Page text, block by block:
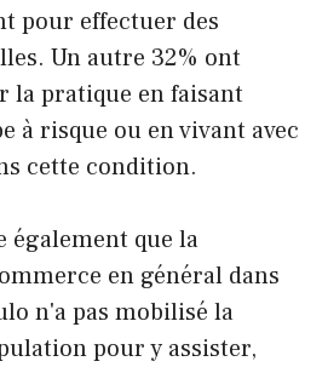
pour effectuer des
Un autre 32% ont
la pratique en faisant
à risque ou en vivant avec
cette condition.
également que la
en général dans
n'a pas mobilisé la
pour y assister,